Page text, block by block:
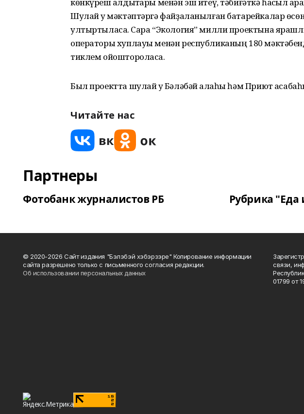
Шулай уҡ мəктəптəргə файҙаланылған батарейкалар
ултыртыласаҡ. Сара “Экология” милли проектына
операторы хуплауы менəн республиканың 180
тиклем ойоштороласаҡ.
Был проектта шулай уҡ Бәләбәй ҡалаһы һәм Приют
Читайте нас
Партнеры
Фотобанк журналистов РБ Рубрика
© 2020-2026 Сайт издания "Бэлэбэй хэбэрзэре" Копирование информации
сайта разрешено только с письменного согласия редакции.
Об использовании персональных данных
связи,
01799 от